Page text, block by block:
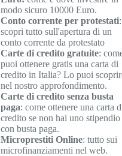
modo sicuro 10000 Euro.
Conto corrente per protestati:
scopri tutto sull'apertura di un
conto corrente da protestato
Carte di credito gratuite:
puoi ottenere gratis una carta di
credito in Italia? Lo puoi
nel nostro approfondimento.
Carte di credito senza busta
paga: come ottenere una carta
credito se non hai uno stipendio
con busta paga.
Microprestiti Online: tutto sui
microfinanziamenti nel web.